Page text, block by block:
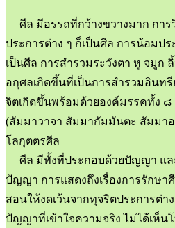
ศีล มีอรรถที่กว้างขวางมาก การ
ประการต่าง ๆ ก็เป็นศีล การน้อมป
เป็นศีล การสำรวมระวังตา หู จมูก
อกุศลเกิดขึ้นที่เป็นการสำรวมอินท
จิตเกิดขึ้นพร้อมด้วยองค์มรรคทั้ง ๘
(สัมมาวาจา สัมมากัมมันตะ สัมมาอ
โลกุตตรศีล
ศีล มีทั้งที่ประกอบด้วยปัญญา แล
ปัญญา การแสดงถึงเรื่องการรักษา
สอนให้งดเว้นจากทุจริตประการต่
ปัญญาที่เข้าใจความจริง ไม่ได้เห็น